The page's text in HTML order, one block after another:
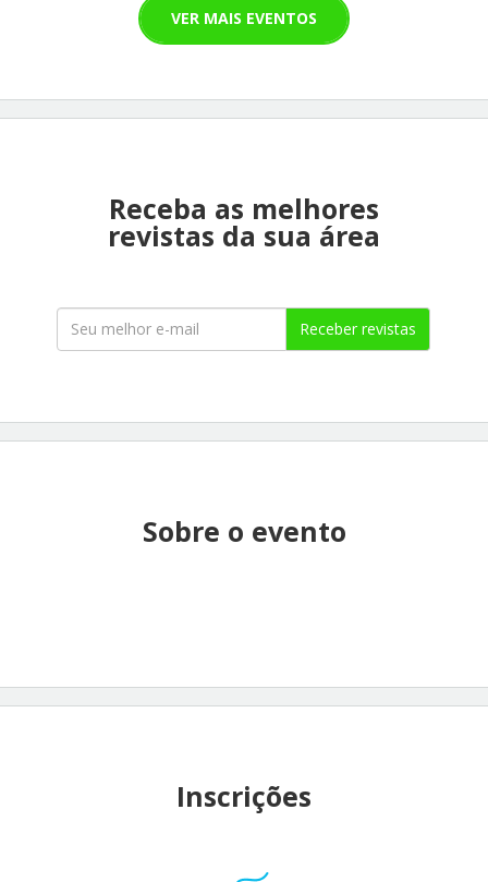
VER MAIS EVENTOS
Receba as melhores
revistas da sua área
Receber revistas
Sobre o evento
Inscrições